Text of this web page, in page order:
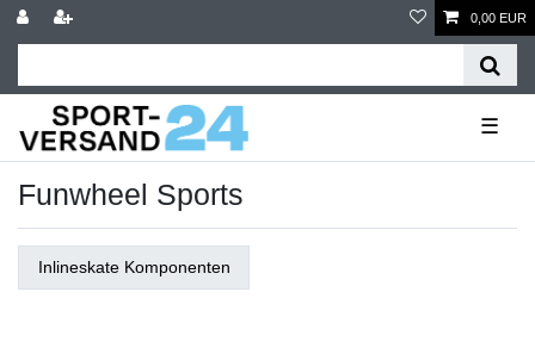
0,00 EUR
☰
Funwheel Sports
Inlineskate Komponenten